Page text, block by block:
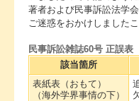
著者および民事訴訟法学
ご迷惑をおかけしました
民事訴訟雑誌60号 正誤表
該当箇所
表紙表（おもて）
（海外学界事情の下）